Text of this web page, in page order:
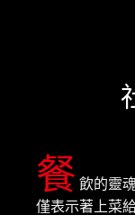
餐 飲的靈
僅表示著上菜